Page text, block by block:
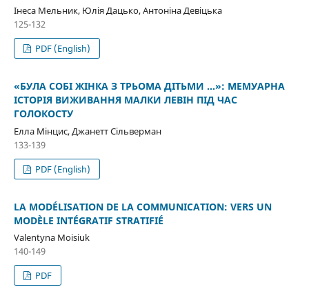
Інеса Мельник, Юлія Дацько, Антоніна Девіцька
125-132
PDF (English)
«БУЛА СОБІ ЖІНКА З ТРЬОМА ДІТЬМИ …»: МЕМУАРНА
ІСТОРІЯ ВИЖИВАННЯ МАЛКИ ЛЕВІН ПІД ЧАС
ГОЛОКОСТУ
Елла Мінцис, Джанетт Сільверман
133-139
PDF (English)
LA MODÉLISATION DE LA COMMUNICATION: VERS UN
MODÈLE INTÉGRATIF STRATIFIÉ
Valentyna Moisiuk
140-149
PDF